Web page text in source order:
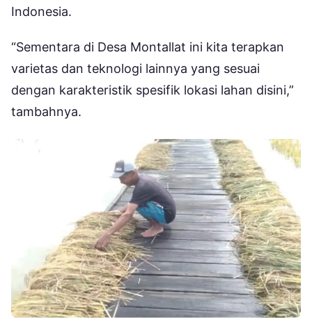
Indonesia.
“Sementara di Desa Montallat ini kita terapkan
varietas dan teknologi lainnya yang sesuai
dengan karakteristik spesifik lokasi lahan disini,”
tambahnya.